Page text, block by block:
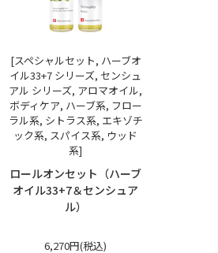
[スペシャルセット, ハーブオ
イル33+7 シリーズ, センシュ
アル シリーズ, アロマオイル,
ボディケア, ハーブ系, フロー
ラル系, シトラス系, エキゾチ
ック系, スパイス系, ウッド
系]
ロールオンセット（ハーブ
オイル33+7＆センシュア
ル）
6,270円(税込)